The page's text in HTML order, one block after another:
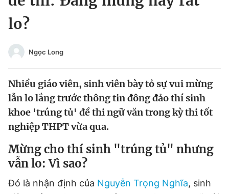
Chuyên mục khác
Video Magazine
Tiện ích Bạn cần biết
Thông tin tòa soạn Liên hệ quảng cáo
Đăng xuất
lo?
Ngọc Long
Nhiều giáo viên, sinh viên bày tỏ sự vui mừng
lẫn lo lắng trước thông tin đông đảo thí sinh
khoe 'trúng tủ' đề thi ngữ văn trong kỳ thi tốt
nghiệp THPT vừa qua.
Mừng cho thí sinh "trúng tủ" nhưng
vẫn lo: Vì sao?
Đó là nhận định của Nguyễn Trọng Nghĩa, sinh